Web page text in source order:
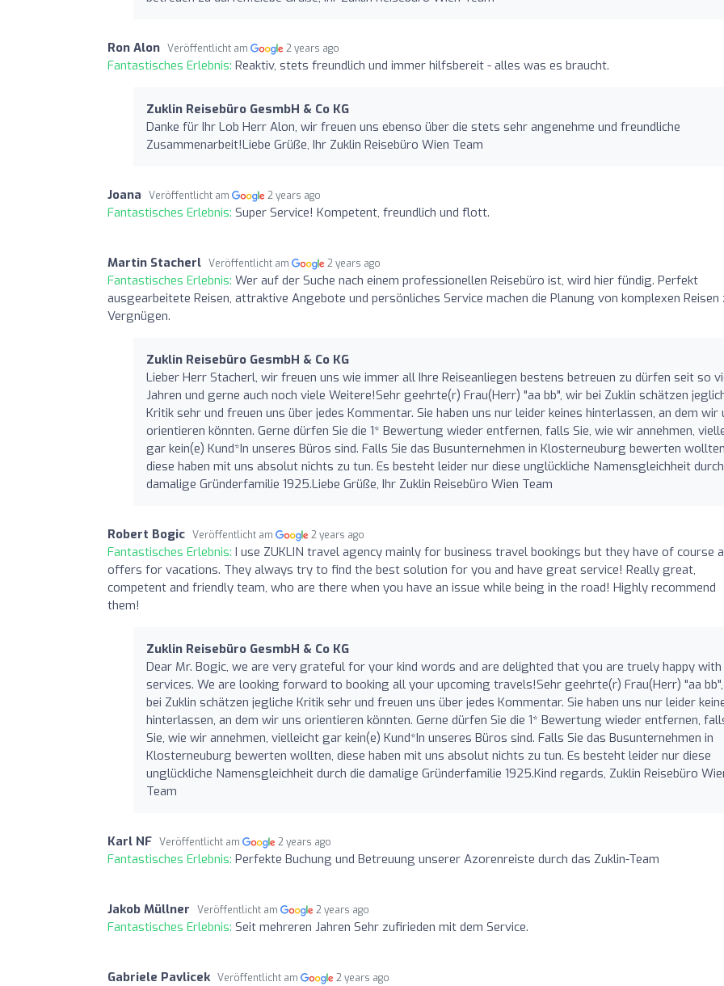
Ron Alon Veröffentlicht am 2 years ago
Fantastisches Erlebnis: Reaktiv, stets freundlich und immer hilfsbereit - alles was es braucht.
Zuklin Reisebüro GesmbH & Co KG
Danke für Ihr Lob Herr Alon, wir freuen uns ebenso über die stets sehr angenehme und freundliche
Zusammenarbeit!Liebe Grüße, Ihr Zuklin Reisebüro Wien Team
Joana Veröffentlicht am 2 years ago
Fantastisches Erlebnis: Super Service! Kompetent, freundlich und flott.
Martin Stacherl Veröffentlicht am 2 years ago
Fantastisches Erlebnis: Wer auf der Suche nach einem professionellen Reisebüro ist, wird hier fündig. Perfekt
ausgearbeitete Reisen, attraktive Angebote und persönliches Service machen die Planung von komplexen Reisen
Vergnügen.
Zuklin Reisebüro GesmbH & Co KG
Lieber Herr Stacherl, wir freuen uns wie immer all Ihre Reiseanliegen bestens betreuen zu dürfen seit so
Jahren und gerne auch noch viele Weitere!Sehr geehrte(r) Frau(Herr) "aa bb", wir bei Zuklin schätzen
Kritik sehr und freuen uns über jedes Kommentar. Sie haben uns nur leider keines hinterlassen, an dem wir
orientieren könnten. Gerne dürfen Sie die 1* Bewertung wieder entfernen, falls Sie, wie wir annehmen,
gar kein(e) Kund*In unseres Büros sind. Falls Sie das Busunternehmen in Klosterneuburg bewerten
diese haben mit uns absolut nichts zu tun. Es besteht leider nur diese unglückliche Namensgleichheit
damalige Gründerfamilie 1925.Liebe Grüße, Ihr Zuklin Reisebüro Wien Team
Robert Bogic Veröffentlicht am 2 years ago
Fantastisches Erlebnis: I use ZUKLIN travel agency mainly for business travel bookings but they have of course
offers for vacations. They always try to find the best solution for you and have great service! Really great,
competent and friendly team, who are there when you have an issue while being in the road! Highly recommend
them!
Zuklin Reisebüro GesmbH & Co KG
Dear Mr. Bogic, we are very grateful for your kind words and are delighted that you are truely happy
services. We are looking forward to booking all your upcoming travels!Sehr geehrte(r) Frau(Herr) "aa
bei Zuklin schätzen jegliche Kritik sehr und freuen uns über jedes Kommentar. Sie haben uns nur leider
hinterlassen, an dem wir uns orientieren könnten. Gerne dürfen Sie die 1* Bewertung wieder entfernen,
Sie, wie wir annehmen, vielleicht gar kein(e) Kund*In unseres Büros sind. Falls Sie das Busunternehmen in
Klosterneuburg bewerten wollten, diese haben mit uns absolut nichts zu tun. Es besteht leider nur diese
unglückliche Namensgleichheit durch die damalige Gründerfamilie 1925.Kind regards, Zuklin Reisebüro
Team
Karl NF Veröffentlicht am 2 years ago
Fantastisches Erlebnis: Perfekte Buchung und Betreuung unserer Azorenreiste durch das Zuklin-Team
Jakob Müllner Veröffentlicht am 2 years ago
Fantastisches Erlebnis: Seit mehreren Jahren Sehr zufirieden mit dem Service.
Gabriele Pavlicek Veröffentlicht am 2 years ago